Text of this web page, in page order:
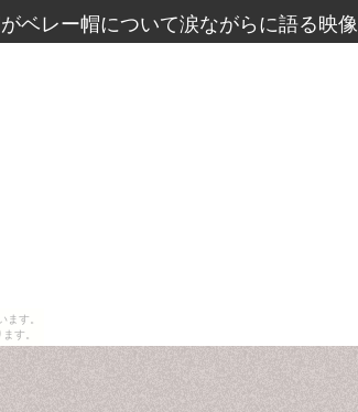
す。
す。
ベレー帽について涙ながらに語る映像